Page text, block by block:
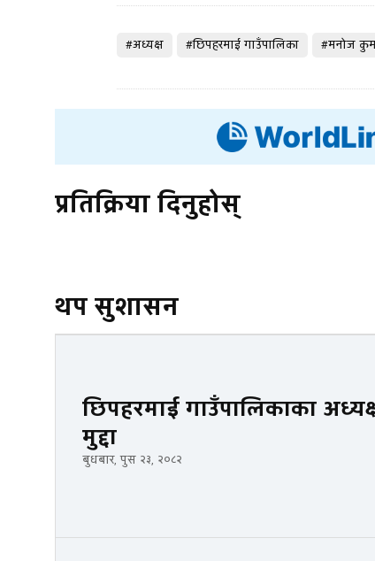
#अध्यक्ष #छिपहरमाई गाउँपालिका #मनोज
प्रतिक्रिया दिनुहोस्
थप सुशासन
छिपहरमाई गाउँपालिकाका
मुद्दा
बुधबार, पुस २३, २०८२